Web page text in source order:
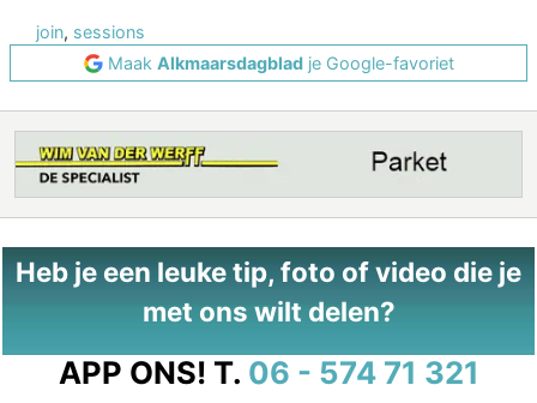
join, sessions
Maak Alkmaarsdagbladje Google-favoriet
Heb je een leuke tip, foto of video die je
met ons wilt delen?
APP ONS! T. 06 - 574 71 321